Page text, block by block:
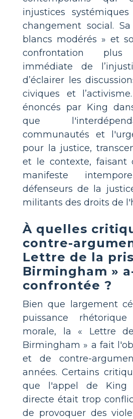
injustices
changement social.
blancs modérés » et
confrontation
immédiate de
d’éclairer les
civiques et
énoncés par King
que
communautés et
pour la justice,
et le contexte,
manifeste
défenseurs de la
militants des droits de
À quelles
contre-
Lettre de la
Birmingham »
confrontée ?
Bien que largement
puissance
morale, la « Lettre
Birmingham » a fait
et de contre-
années. Certains
que l'appel de King
directe était trop
de provoquer des